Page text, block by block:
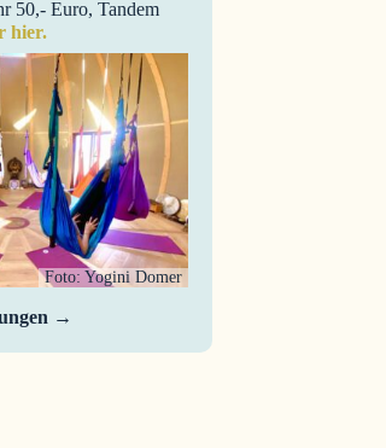
50,- Euro, Tandem
hier.
Foto: Yogini Domer